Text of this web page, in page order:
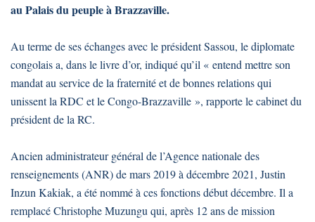
au Palais du peuple à Brazzaville.
Au terme de ses échanges avec le président Sassou, le diplomate
congolais a, dans le livre d’or, indiqué qu’il « entend mettre son
mandat au service de la fraternité et de bonnes relations qui
unissent la RDC et le Congo-Brazzaville », rapporte le cabinet du
président de la RC.
Ancien administrateur général de l’Agence nationale des
renseignements (ANR) de mars 2019 à décembre 2021, Justin
Inzun Kakiak, a été nommé à ces fonctions début décembre. Il a
remplacé Christophe Muzungu qui, après 12 ans de mission